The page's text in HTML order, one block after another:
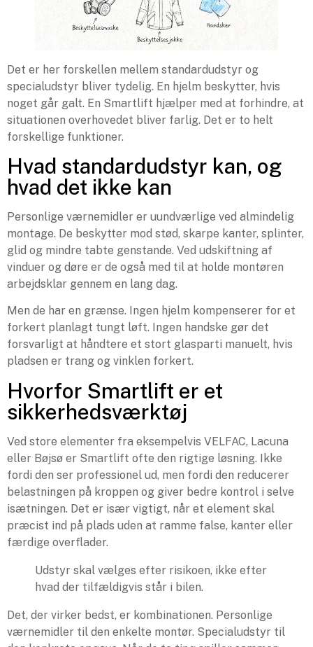
Det er her forskellen mellem standardudstyr og
specialudstyr bliver tydelig. En hjelm beskytter, hvis
noget går galt. En Smartlift hjælper med at forhindre, at
situationen overhovedet bliver farlig. Det er to helt
forskellige funktioner.
Hvad standardudstyr kan, og
hvad det ikke kan
Personlige værnemidler er uundværlige ved almindelig
montage. De beskytter mod stød, skarpe kanter, splinter,
glid og mindre tabte genstande. Ved udskiftning af
vinduer og døre er de også med til at holde montøren
arbejdsklar gennem en lang dag.
Men de har en grænse. Ingen hjelm kompenserer for et
forkert planlagt tungt løft. Ingen handske gør det
forsvarligt at håndtere et stort glasparti manuelt, hvis
pladsen er trang og vinklen forkert.
Hvorfor Smartlift er et
sikkerhedsværktøj
Ved store elementer fra eksempelvis VELFAC, Lacuna
eller Bøjsø er Smartlift ofte den rigtige løsning. Ikke
fordi den ser professionel ud, men fordi den reducerer
belastningen på kroppen og giver bedre kontrol i selve
isætningen. Det er især vigtigt, når et element skal
præcist ind på plads uden at ramme false, kanter eller
færdige overflader.
Udstyr skal vælges efter risikoen, ikke efter
hvad der tilfældigvis står i bilen.
Det, der virker bedst, er kombinationen. Personlige
værnemidler til den enkelte montør. Specialudstyr til